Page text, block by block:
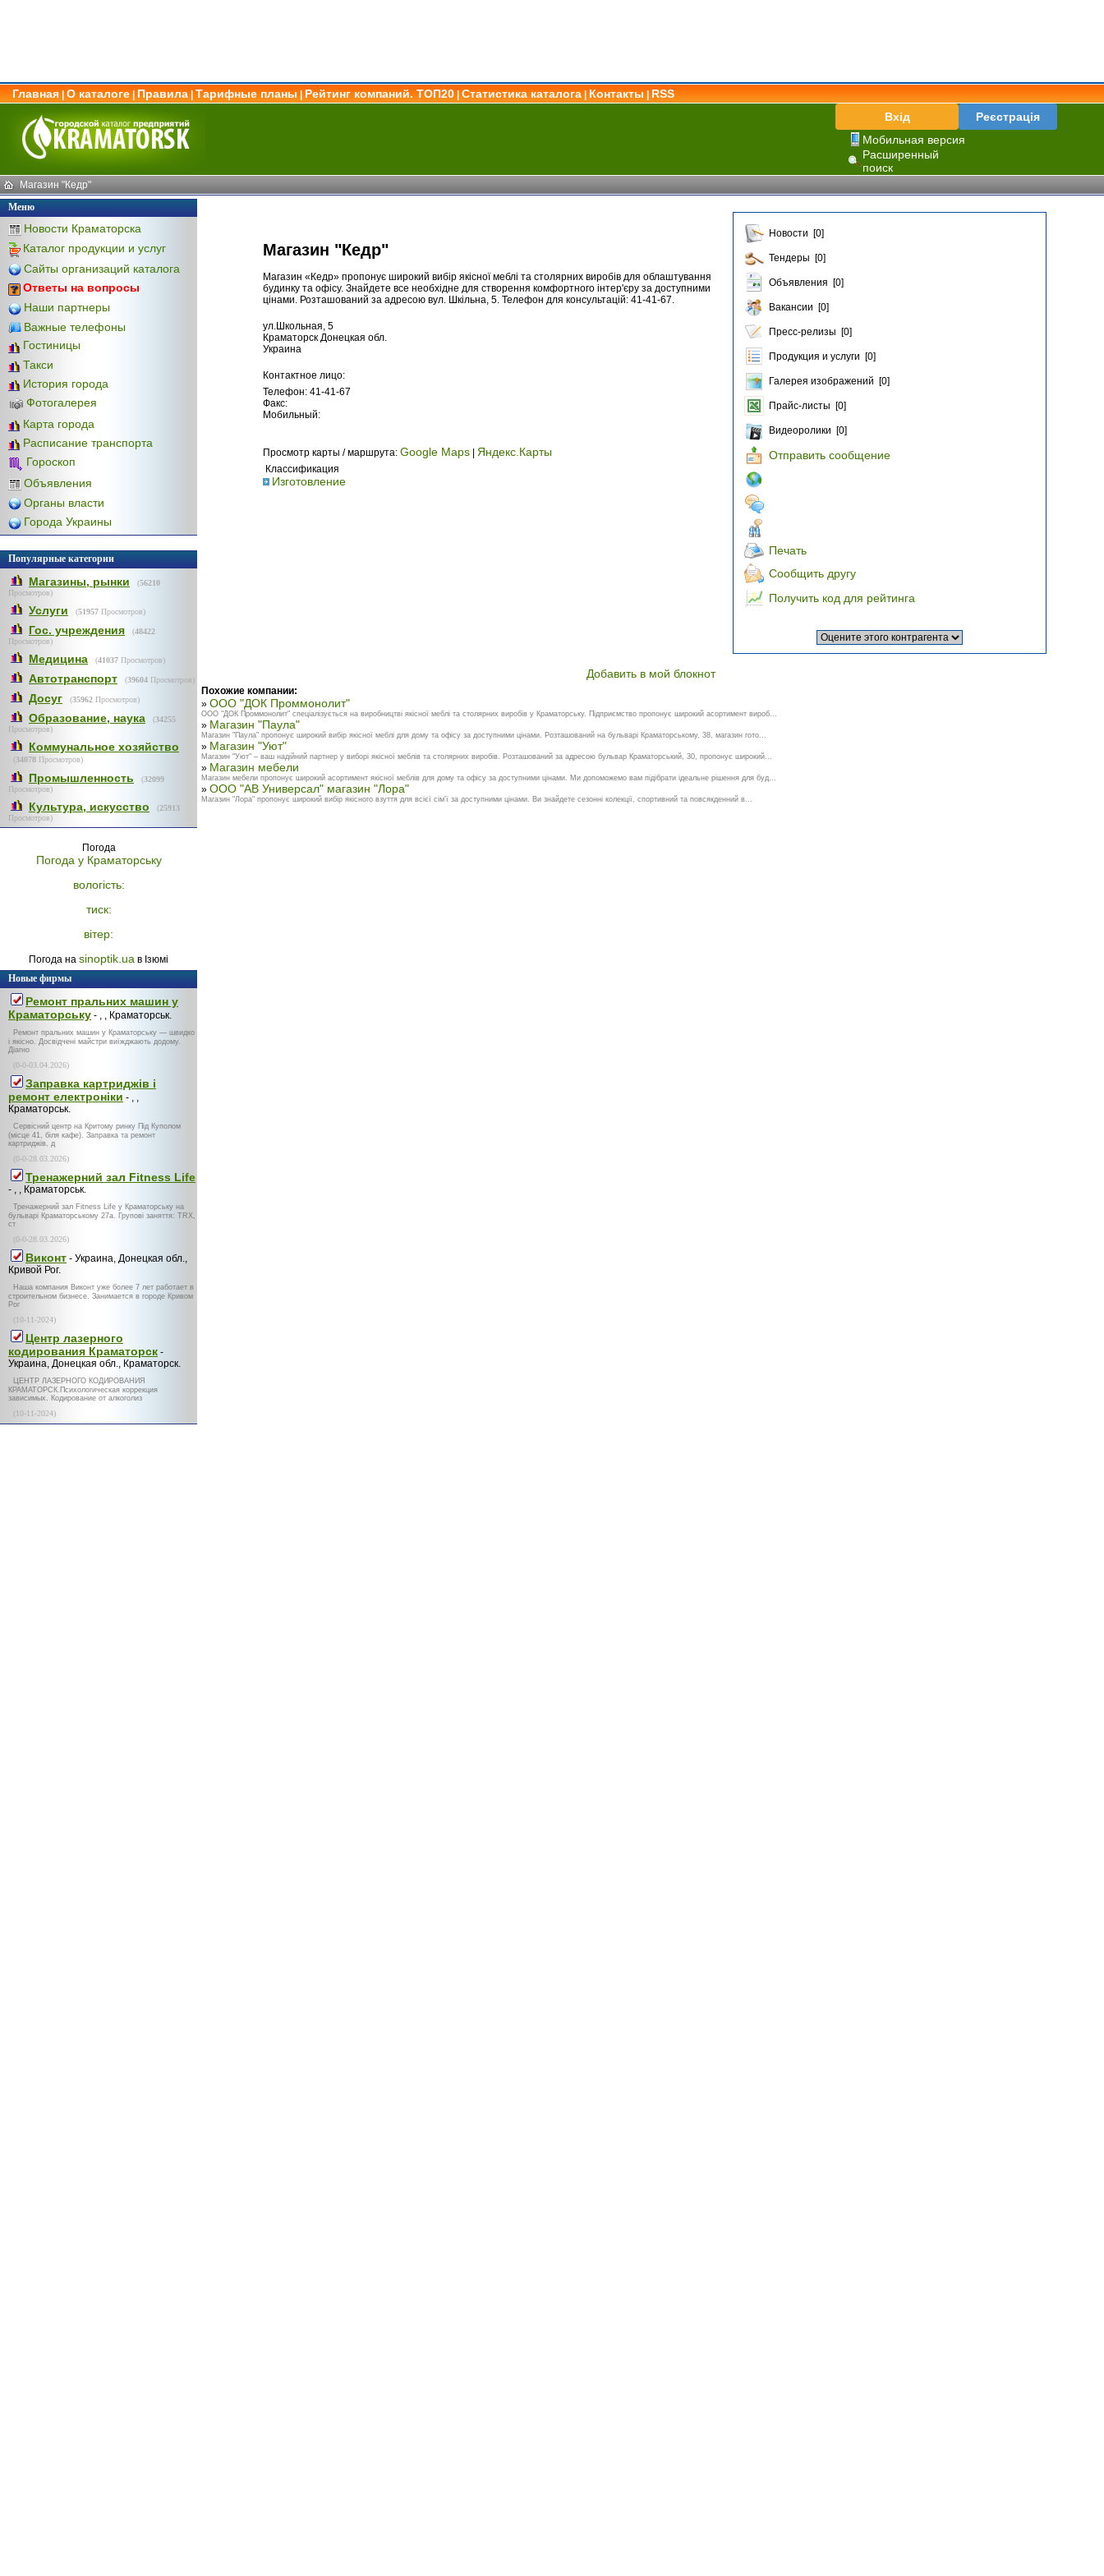
Главная О каталоге Правила Тарифные планы Рейтинг компаний. ТОП20 Статистика каталога Контакты
RSS
Вхід
Реєстрація
Мобильная версия
Расширенный
поиск
Магазин "Кедр"
Меню
Новости Краматорска
Каталог продукции и услуг
Сайты организаций каталога
Ответы на вопросы
Наши партнеры
Важные телефоны
Гостиницы
Такси
История города
Фотогалерея
Карта города
Расписание транспорта
Гороскоп
Объявления
Органы власти
Города Украины
Популярные категории
Магазины, рынки (56210
Просмотров)
Услуги (51957 Просмотров)
Гос. учреждения (48422
Просмотров)
Медицина (41037 Просмотров)
Автотранспорт (39604 Просмотров)
Досуг (35962 Просмотров)
Образование, наука (34255
Просмотров)
Коммунальное хозяйство
(34078 Просмотров)
Промышленность (32099
Просмотров)
Культура, искусство (25913
Просмотров)
Погода
Погода у Краматорську
вологість:
тиск:
вітер:
Погода на sinoptik.ua в Ізюмі
Новые фирмы
Ремонт пральних машин у
Краматорську - , , Краматорськ.
Ремонт пральних машин у Краматорську — швидко
і якісно. Досвідчені майстри виїжджають додому.
Діагно
(0-0-03.04.2026)
Заправка картриджів і
ремонт електроніки - , ,
Краматорськ.
Сервісний центр на Критому ринку Під Куполом
(місце 41, біля кафе). Заправка та ремонт
картриджів, д
(0-0-28.03.2026)
Тренажерний зал Fitness Life
- , , Краматорськ.
Тренажерний зал Fitness Life у Краматорську на
бульварі Краматорському 27а. Групові заняття: TRX,
ст
(0-0-28.03.2026)
Виконт - Украина, Донецкая обл.,
Кривой Рог.
Наша компания Виконт уже более 7 лет работает в
строительном бизнесе. Занимается в городе Кривом
Рог
(10-11-2024)
Центр лазерного
кодирования Краматорск -
Украина, Донецкая обл., Краматорск.
ЦЕНТР ЛАЗЕРНОГО КОДИРОВАНИЯ
КРАМАТОРСК.Психологическая коррекция
зависимых. Кодирование от алкоголиз
(10-11-2024)
Магазин "Кедр"
Магазин «Кедр» пропонує широкий вибір якісної меблі та столярних виробів для облаштування
будинку та офісу. Знайдете все необхідне для створення комфортного інтер'єру за доступними
цінами. Розташований за адресою вул. Шкільна, 5. Телефон для консультацій: 41-41-67.
ул.Школьная, 5
Краматорск Донецкая обл.
Украина
Контактное лицо:
Телефон: 41-41-67
Факс:
Мобильный:
Просмотр карты / маршрута: Google Maps | Яндекс.Карты
Классификация
Изготовление
Новости [0]
Тендеры [0]
Объявления [0]
Вакансии [0]
Пресс-релизы [0]
Продукция и услуги [0]
Галерея изображений [0]
Прайс-листы [0]
Видеоролики [0]
Отправить сообщение
Печать
Сообщить другу
Получить код для рейтинга
Добавить в мой блокнот
Похожие компании:
» ООО "ДОК Проммонолит"
ООО "ДОК Проммонолит" спеціалізується на виробництві якісної меблі та столярних виробів у Краматорську. Підприємство пропонує широкий асортимент вироб...
» Магазин "Паула"
Магазин "Паула" пропонує широкий вибір якісної меблі для дому та офісу за доступними цінами. Розташований на бульварі Краматорському, 38, магазин гото...
» Магазин "Уют"
Магазин "Уют" – ваш надійний партнер у виборі якісної меблів та столярних виробів. Розташований за адресою бульвар Краматорський, 30, пропонує широкий...
» Магазин мебели
Магазин мебели пропонує широкий асортимент якісної меблів для дому та офісу за доступними цінами. Ми допоможемо вам підібрати ідеальне рішення для буд...
» ООО "АВ Универсал" магазин "Лора"
Магазин "Лора" пропонує широкий вибір якісного взуття для всієї сім'ї за доступними цінами. Ви знайдете сезонні колекції, спортивний та повсякденний в...